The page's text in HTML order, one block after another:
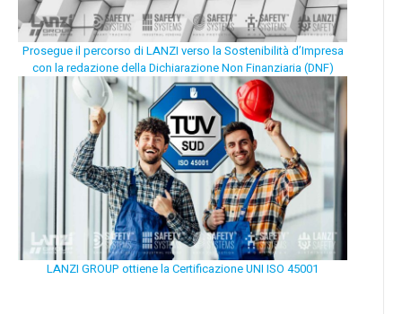
Prosegue il percorso di LANZI verso la Sostenibilità d’Impresa
con la redazione della Dichiarazione Non Finanziaria (DNF)
LANZI GROUP ottiene la Certificazione UNI ISO 45001